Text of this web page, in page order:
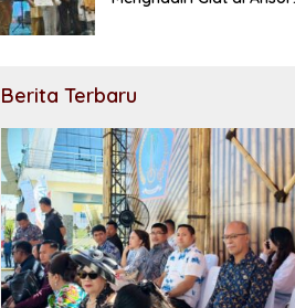
Berita Terbaru